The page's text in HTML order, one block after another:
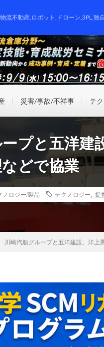
物流不動産,ロボット,ドローン,3PL,独
災害/事故/不祥事 テ
プと五洋建
どで協業
ノロジー/製品 テクノロジー 提
川崎汽船グループと五洋建設、洋上